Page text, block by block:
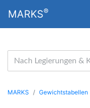
MARKS®
MARKS Gewichtstabellen